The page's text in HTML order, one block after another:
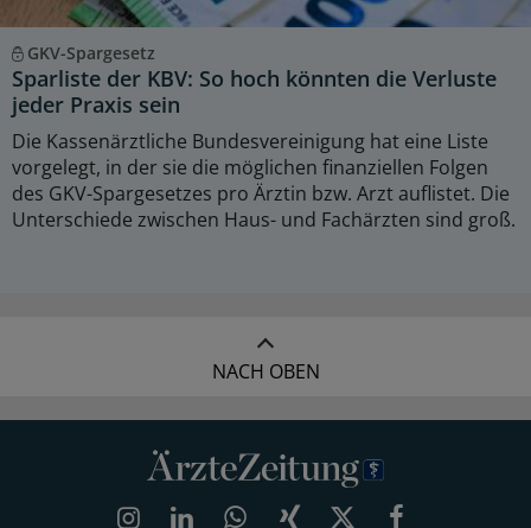
GKV-Spargesetz
Sparliste der KBV: So hoch könnten die Verluste
jeder Praxis sein
Die Kassenärztliche Bundesvereinigung hat eine Liste
vorgelegt, in der sie die möglichen finanziellen Folgen
des GKV-Spargesetzes pro Ärztin bzw. Arzt auflistet. Die
Unterschiede zwischen Haus- und Fachärzten sind groß.
NACH OBEN